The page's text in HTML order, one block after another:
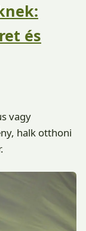
és
vagy
halk otthoni